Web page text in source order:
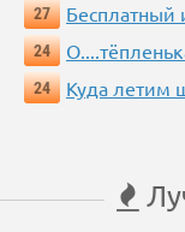
27
Бесплатный
24
24
Куда летим